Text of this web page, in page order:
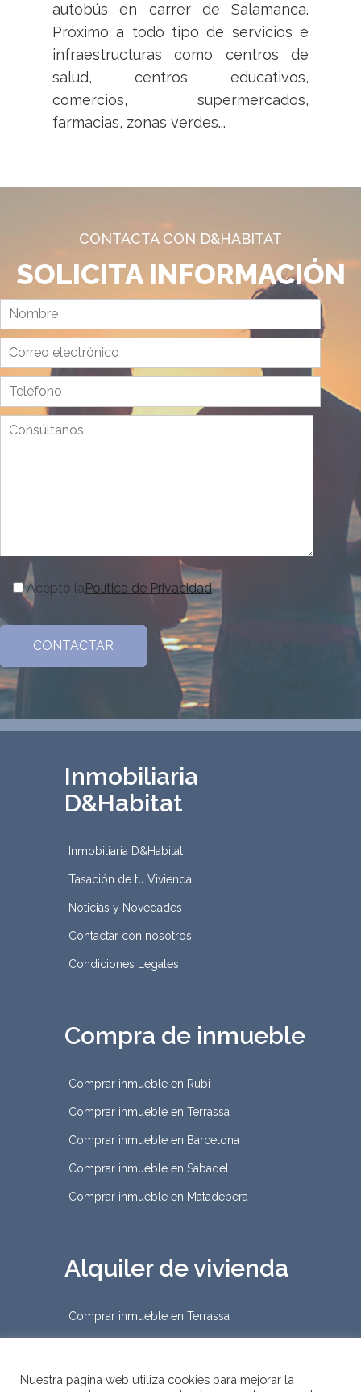
autobús en carrer de Salamanca.
Próximo a todo tipo de servicios e
infraestructuras como centros de
salud, centros educativos,
comercios, supermercados,
farmacias, zonas verdes...
CONTACTA CON D&HABITAT
SOLICITA INFORMACIÓN
Acepto laPolítica de Privacidad
Inmobiliaria
D&Habitat
Inmobiliaria D&Habitat
Tasación de tu Vivienda
Noticias y Novedades
Contactar con nosotros
Condiciones Legales
Compra de inmueble
Comprar inmueble en Rubi
Comprar inmueble en Terrassa
Comprar inmueble en Barcelona
Comprar inmueble en Sabadell
Comprar inmueble en Matadepera
Alquiler de vivienda
Comprar inmueble en Terrassa
Nuestra página web utiliza cookies para mejorar la